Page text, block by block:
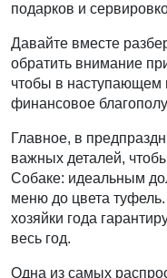
подарков и
Давайте вместе
обратить внимание
чтобы в наступающем
финансовое
Главное, в
важных деталей,
Собаке: идеальным
меню до цвета
хозяйки года
весь год.
Одна из самых